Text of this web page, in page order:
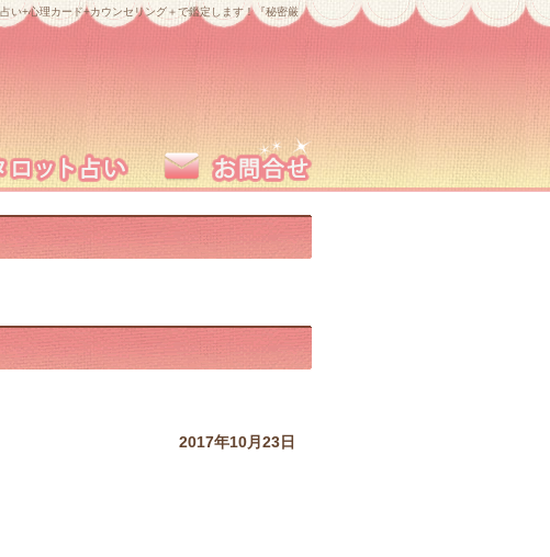
+心理カード+カウンセリング＋で鑑定します！『秘密厳
2017年10月23日